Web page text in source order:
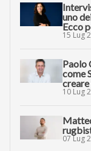
uno
Ecco
15 Lug
Paolo
come
creare
10 Lug
07 Lug